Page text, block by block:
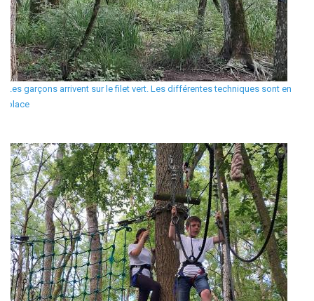
Les garçons arrivent sur le filet vert. Les différentes techniques sont en
place